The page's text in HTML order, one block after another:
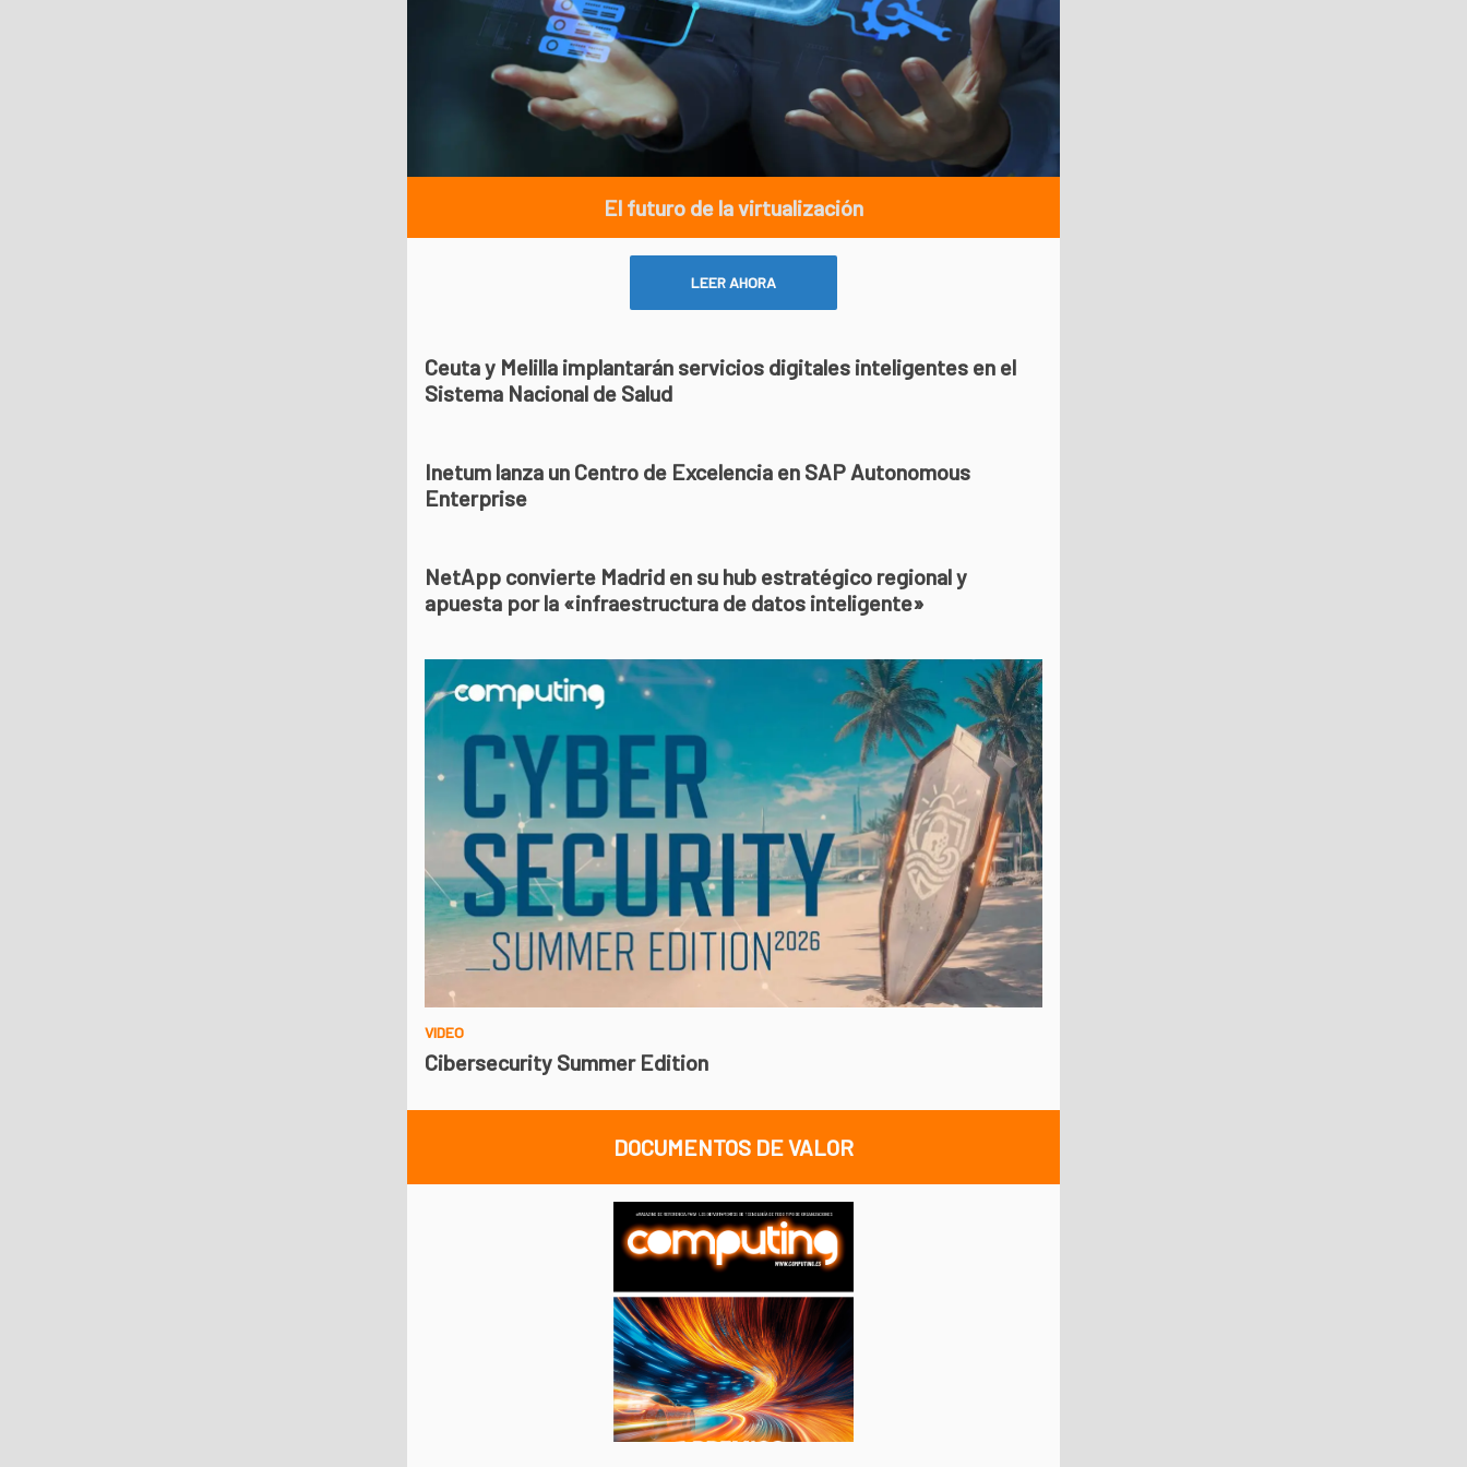
El futuro de la virtualización
LEER AHORA
Ceuta y Melilla implantarán servicios digitales inteligentes en el
Sistema Nacional de Salud
Inetum lanza un Centro de Excelencia en SAP Autonomous
Enterprise
NetApp convierte Madrid en su hub estratégico regional y
apuesta por la «infraestructura de datos inteligente»
VIDEO
Cibersecurity Summer Edition
DOCUMENTOS DE VALOR